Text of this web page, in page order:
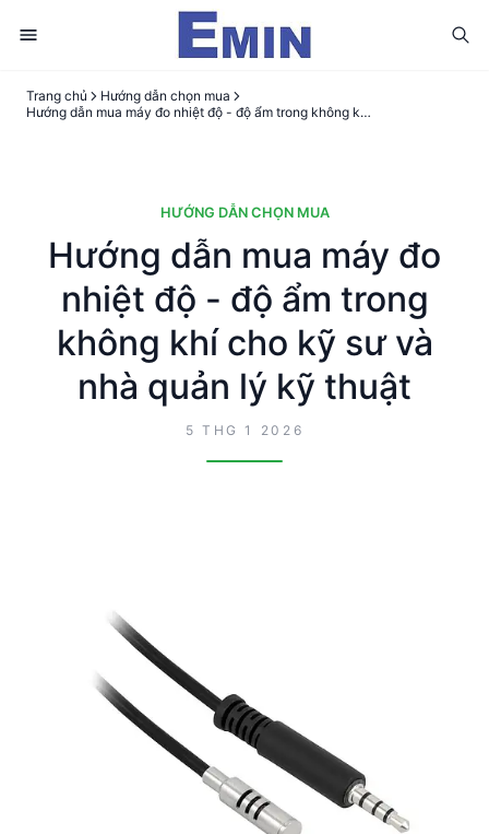
Trang chủ
Hướng dẫn chọn mua
Hướng dẫn mua máy đo nhiệt độ - độ ẩm trong không khí cho kỹ sư và nhà quản lý kỹ thuật
HƯỚNG DẪN CHỌN MUA
Hướng dẫn mua máy đo
nhiệt độ - độ ẩm trong
không khí cho kỹ sư và
nhà quản lý kỹ thuật
5 THG 1 2026